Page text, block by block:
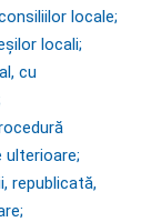
locale;
locali;
cu
ulterioare;
republicată,